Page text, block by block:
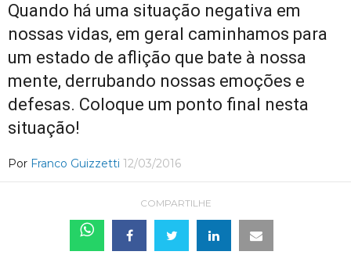
Quando há uma situação negativa em
nossas vidas, em geral caminhamos para
um estado de aflição que bate à nossa
mente, derrubando nossas emoções e
defesas. Coloque um ponto final nesta
situação!
Por Franco Guizzetti 12/03/2016
COMPARTILHE